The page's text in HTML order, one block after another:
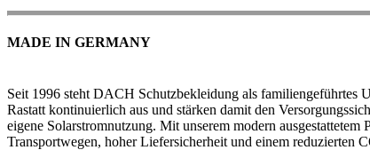
MADE IN GERMANY
Seit 1996 steht DACH Schutzbekleidung als familiengeführtes
Rastatt kontinuierlich aus und stärken damit den
eigene Solarstromnutzung. Mit unserem modern
Transportwegen, hoher Liefersicherheit und einem reduzierten